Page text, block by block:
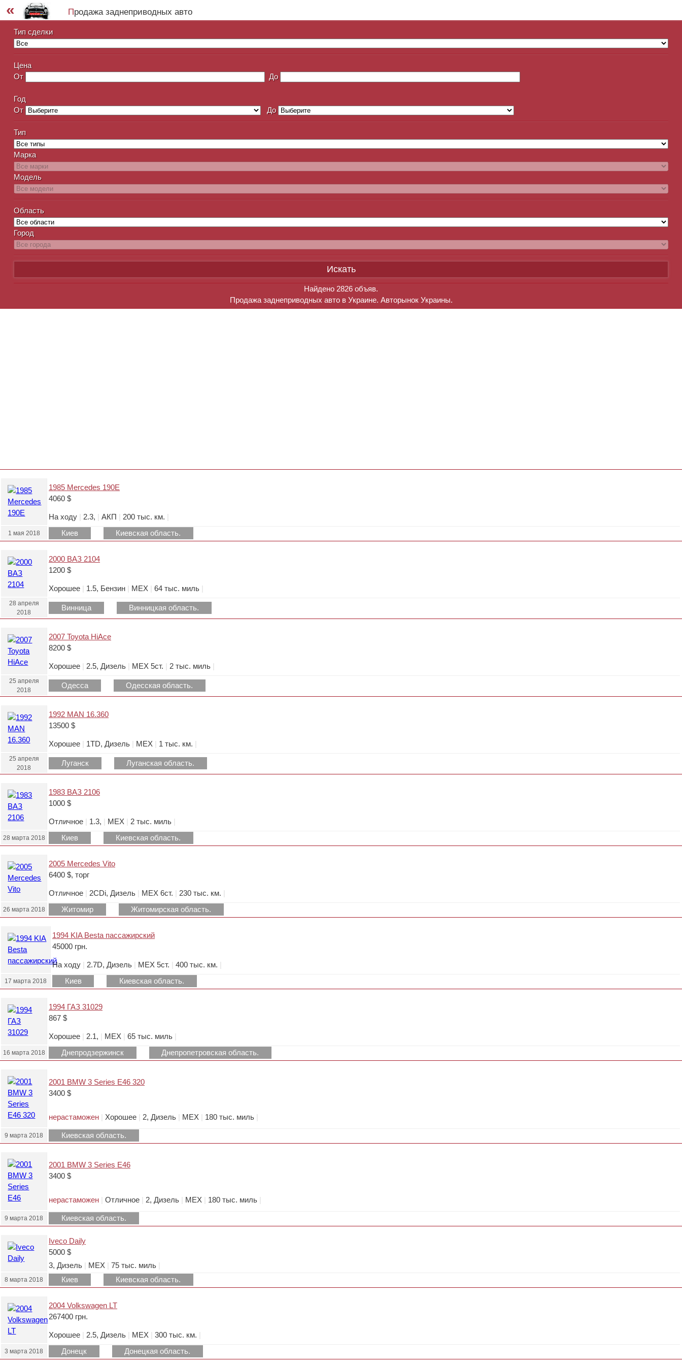
« продажа заднеприводных авто
Тип сделки
Цена
От
До
Год
От
До
Тип
Марка
Модель
Область
Город
Найдено 2826 объяв.
Продажа заднеприводных авто в Украине. Авторынок Украины.
1985 Mercedes 190E
4060 $
На ходу 2.3, АКП 200 тыс. км.
1 мая 2018 Киев Киевская область.
2000 ВАЗ 2104
1200 $
Хорошее 1.5, Бензин МЕХ 64 тыс. миль
28 апреля
2018
Винница Винницкая область.
2007 Toyota HiAce
8200 $
Хорошее 2.5, Дизель МЕХ 5ст. 2 тыс. миль
25 апреля
2018
Одесса Одесская область.
1992 MAN 16.360
13500 $
Хорошее 1TD, Дизель МЕХ 1 тыс. км.
25 апреля
2018
Луганск Луганская область.
1983 ВАЗ 2106
1000 $
Отличное 1.3, МЕХ 2 тыс. миль
28 марта 2018 Киев Киевская область.
2005 Mercedes Vito
6400 $, торг
Отличное 2CDi, Дизель МЕХ 6ст. 230 тыс. км.
26 марта 2018 Житомир Житомирская область.
1994 KIA Besta пассажирский
45000 грн.
На ходу 2.7D, Дизель МЕХ 5ст. 400 тыс. км.
17 марта 2018 Киев Киевская область.
1994 ГАЗ 31029
867 $
Хорошее 2.1, МЕХ 65 тыс. миль
16 марта 2018 Днепродзержинск Днепропетровская область.
2001 BMW 3 Series E46 320
3400 $
нерастаможен Хорошее 2, Дизель МЕХ 180 тыс. миль
9 марта 2018 Киевская область.
2001 BMW 3 Series E46
3400 $
нерастаможен Отличное 2, Дизель МЕХ 180 тыс. миль
9 марта 2018 Киевская область.
Iveco Daily
5000 $
3, Дизель
МЕХ 75 тыс. миль
8 марта 2018 Киев Киевская область.
2004 Volkswagen LT
267400 грн.
Хорошее 2.5, Дизель МЕХ 300 тыс. км.
3 марта 2018 Донецк Донецкая область.